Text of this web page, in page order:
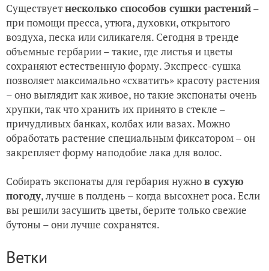
Существуетнесколько способов сушки растений–
при помощи пресса, утюга, духовки, открытого
воздуха, песка или силикагеля. Сегодня в тренде
объемные гербарии – такие, где листья и цветы
сохраняют естественную форму. Экспресс-сушка
позволяет максимально «схватить» красоту растения
– оно выглядит как живое, но такие экспонаты очень
хрупки, так что хранить их принято в стекле –
причудливых банках, колбах или вазах. Можно
обработать растение специальным фиксатором – он
закрепляет форму наподобие лака для волос.
Собирать экспонаты для гербария нужнов сухую
погоду, лучше в полдень – когда высохнет роса. Если
вы решили засушить цветы, берите только свежие
бутоны – они лучше сохранятся.
Ветки